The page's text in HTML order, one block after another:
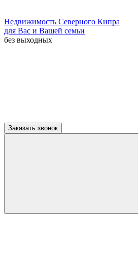
Недвижимость Северного Кипра
для Вас и Вашей семьи
без выходных
Заказать звонок